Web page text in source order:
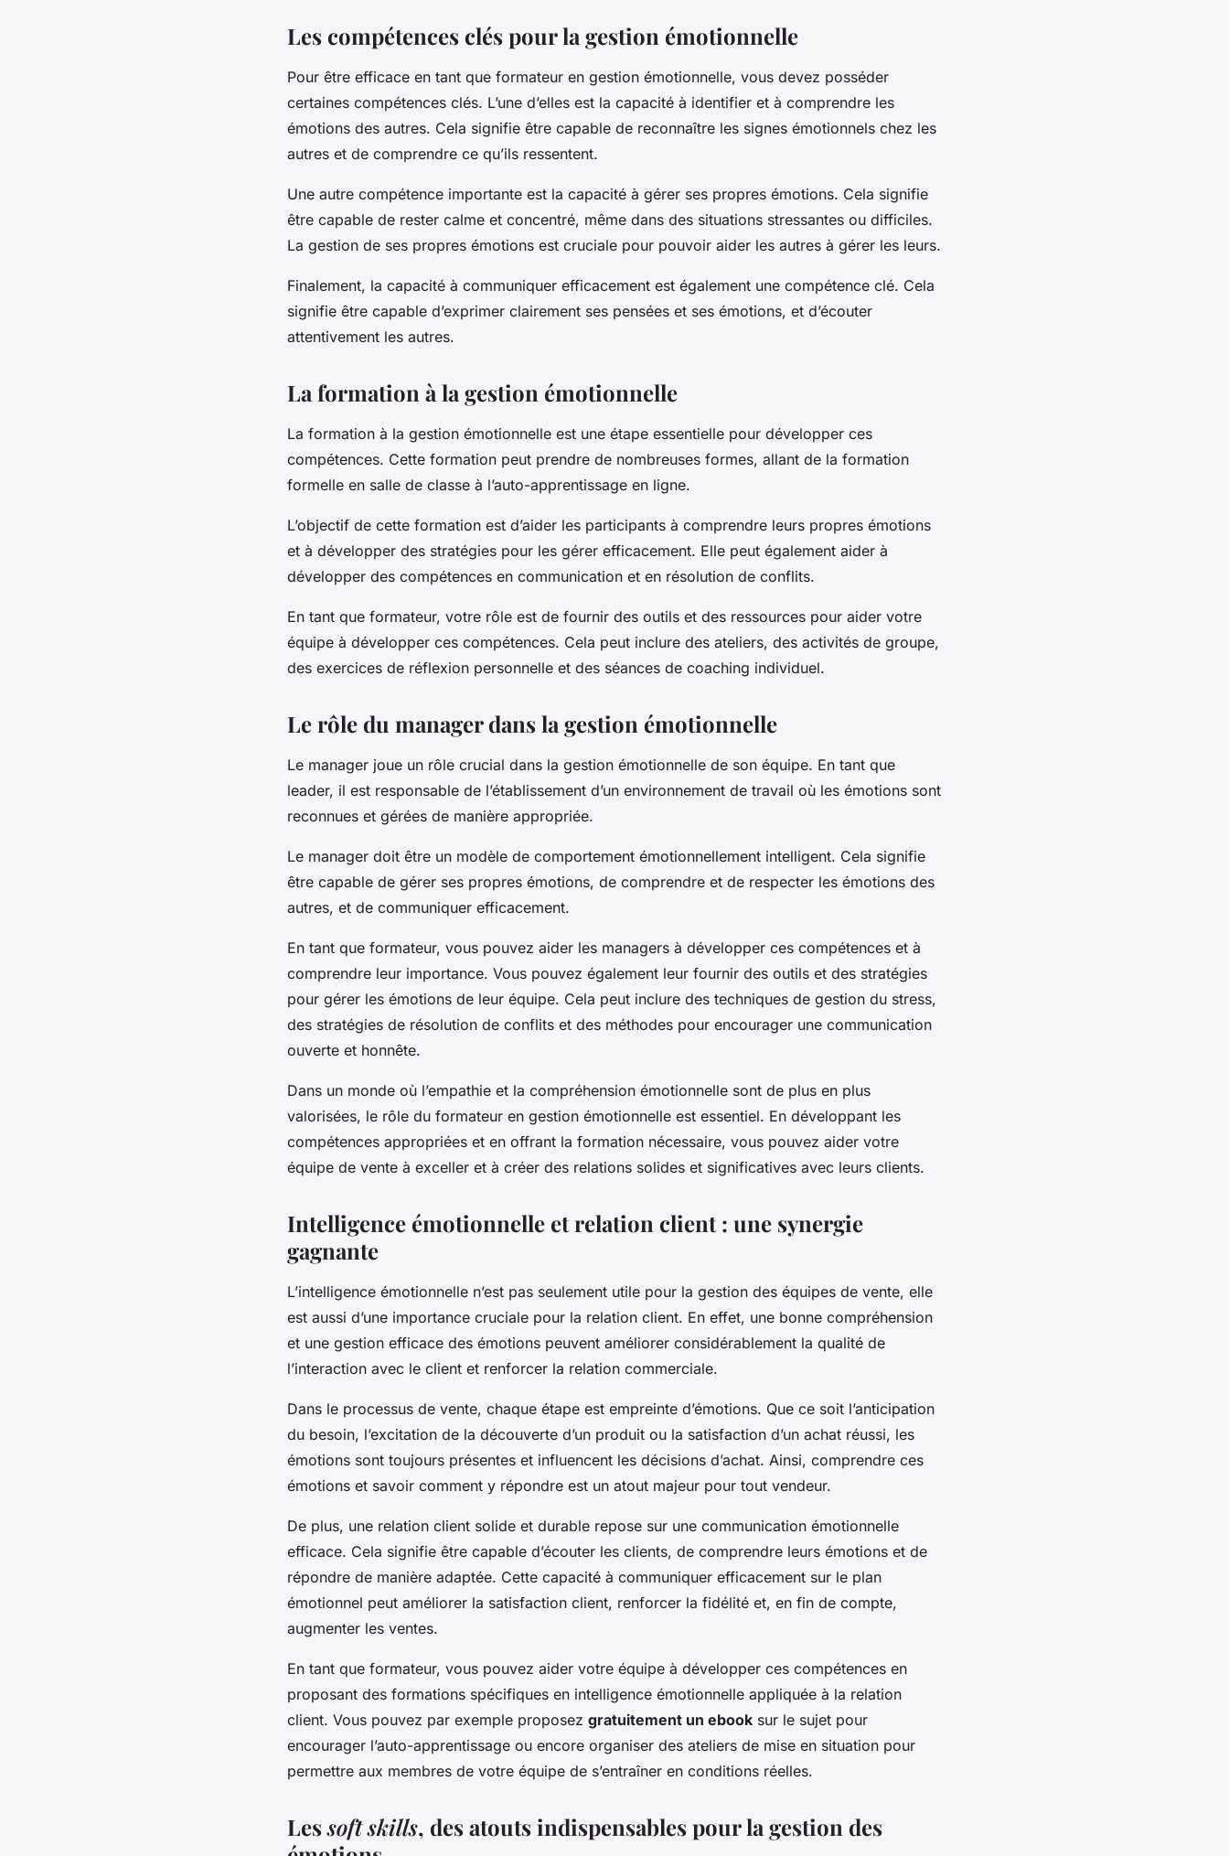
Les compétences clés pour la gestion émotionnelle
Pour être efficace en tant que formateur en gestion émotionnelle, vous devez posséder
certaines compétences clés. L’une d’elles est la capacité à identifier et à comprendre les
émotions des autres. Cela signifie être capable de reconnaître les signes émotionnels chez les
autres et de comprendre ce qu’ils ressentent.
Une autre compétence importante est la capacité à gérer ses propres émotions. Cela signifie
être capable de rester calme et concentré, même dans des situations stressantes ou difficiles.
La gestion de ses propres émotions est cruciale pour pouvoir aider les autres à gérer les leurs.
Finalement, la capacité à communiquer efficacement est également une compétence clé. Cela
signifie être capable d’exprimer clairement ses pensées et ses émotions, et d’écouter
attentivement les autres.
La formation à la gestion émotionnelle
La formation à la gestion émotionnelle est une étape essentielle pour développer ces
compétences. Cette formation peut prendre de nombreuses formes, allant de la formation
formelle en salle de classe à l’auto-apprentissage en ligne.
L’objectif de cette formation est d’aider les participants à comprendre leurs propres émotions
et à développer des stratégies pour les gérer efficacement. Elle peut également aider à
développer des compétences en communication et en résolution de conflits.
En tant que formateur, votre rôle est de fournir des outils et des ressources pour aider votre
équipe à développer ces compétences. Cela peut inclure des ateliers, des activités de groupe,
des exercices de réflexion personnelle et des séances de coaching individuel.
Le rôle du manager dans la gestion émotionnelle
Le manager joue un rôle crucial dans la gestion émotionnelle de son équipe. En tant que
leader, il est responsable de l’établissement d’un environnement de travail où les émotions sont
reconnues et gérées de manière appropriée.
Le manager doit être un modèle de comportement émotionnellement intelligent. Cela signifie
être capable de gérer ses propres émotions, de comprendre et de respecter les émotions des
autres, et de communiquer efficacement.
En tant que formateur, vous pouvez aider les managers à développer ces compétences et à
comprendre leur importance. Vous pouvez également leur fournir des outils et des stratégies
pour gérer les émotions de leur équipe. Cela peut inclure des techniques de gestion du stress,
des stratégies de résolution de conflits et des méthodes pour encourager une communication
ouverte et honnête.
Dans un monde où l’empathie et la compréhension émotionnelle sont de plus en plus
valorisées, le rôle du formateur en gestion émotionnelle est essentiel. En développant les
compétences appropriées et en offrant la formation nécessaire, vous pouvez aider votre
équipe de vente à exceller et à créer des relations solides et significatives avec leurs clients.
Intelligence émotionnelle et relation client : une synergie
gagnante
L’intelligence émotionnelle n’est pas seulement utile pour la gestion des équipes de vente, elle
est aussi d’une importance cruciale pour la relation client. En effet, une bonne compréhension
et une gestion efficace des émotions peuvent améliorer considérablement la qualité de
l’interaction avec le client et renforcer la relation commerciale.
Dans le processus de vente, chaque étape est empreinte d’émotions. Que ce soit l’anticipation
du besoin, l’excitation de la découverte d’un produit ou la satisfaction d’un achat réussi, les
émotions sont toujours présentes et influencent les décisions d’achat. Ainsi, comprendre ces
émotions et savoir comment y répondre est un atout majeur pour tout vendeur.
De plus, une relation client solide et durable repose sur une communication émotionnelle
efficace. Cela signifie être capable d’écouter les clients, de comprendre leurs émotions et de
répondre de manière adaptée. Cette capacité à communiquer efficacement sur le plan
émotionnel peut améliorer la satisfaction client, renforcer la fidélité et, en fin de compte,
augmenter les ventes.
En tant que formateur, vous pouvez aider votre équipe à développer ces compétences en
proposant des formations spécifiques en intelligence émotionnelle appliquée à la relation
client. Vous pouvez par exemple proposez gratuitement un ebook sur le sujet pour
encourager l’auto-apprentissage ou encore organiser des ateliers de mise en situation pour
permettre aux membres de votre équipe de s’entraîner en conditions réelles.
Lessoft skills, des atouts indispensables pour la gestion des